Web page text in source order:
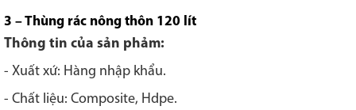
3 – Thùng rác nông thôn 120 lít
Thông tin của sản phảm:
- Xuất xứ: Hàng nhập khẩu.
- Chất liệu: Composite, Hdpe.